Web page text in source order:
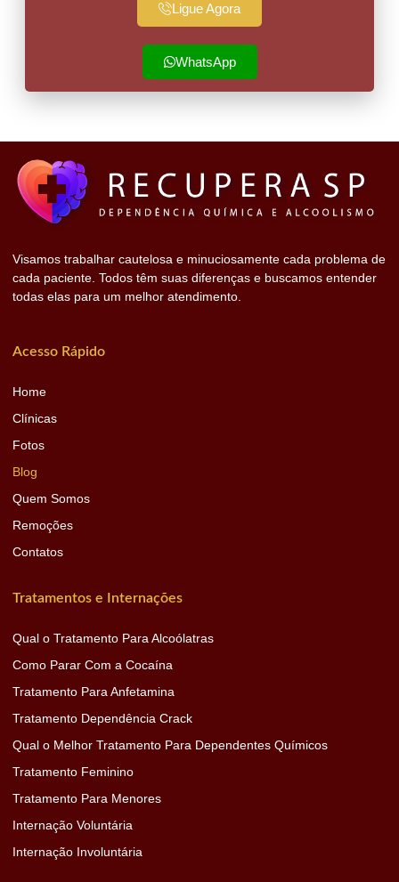
Ligue Agora
WhatsApp
Visamos trabalhar cautelosa e minuciosamente cada problema de
cada paciente. Todos têm suas diferenças e buscamos entender
todas elas para um melhor atendimento.
Acesso Rápido
Home
Clínicas
Fotos
Blog
Quem Somos
Remoções
Contatos
Tratamentos e Internações
Qual o Tratamento Para Alcoólatras
Como Parar Com a Cocaína
Tratamento Para Anfetamina
Tratamento Dependência Crack
Qual o Melhor Tratamento Para Dependentes Químicos
Tratamento Feminino
Tratamento Para Menores
Internação Voluntária
Internação Involuntária